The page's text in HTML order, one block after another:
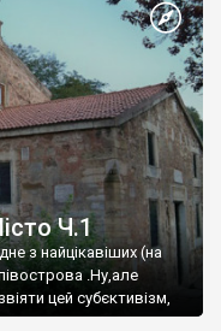
Ч.1
з найцікавіших (на
.Ну,але
цей субєктивізм,